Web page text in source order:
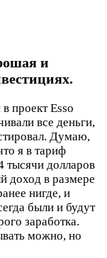
и
проект Esso
все деньги,
Думаю,
я в тариф
тысячи долларов
доход в размере
нигде, и
были и будут
заработка.
можно, но